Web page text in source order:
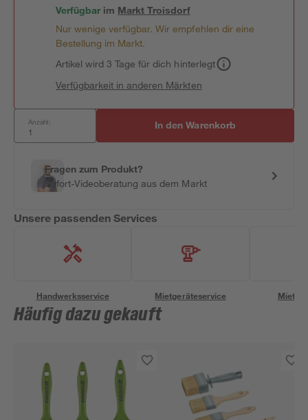
Verfügbar im MarktTroisdorf
Nur wenige verfügbar. Wir empfehlen dir eine
Bestellung im Markt.
Artikel wird 3 Tage für dich hinterlegt
Verfügbarkeit in anderen Märkten
Anzahl: In den Warenkorb
Fragen zum Produkt?
Sofort-Videoberatung aus dem Markt
Unsere passenden Services
Handwerksservice Mietgeräteservice
Häufig dazu gekauft